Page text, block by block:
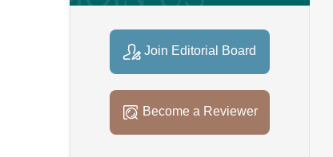
Join Editorial Board
Become a Reviewer